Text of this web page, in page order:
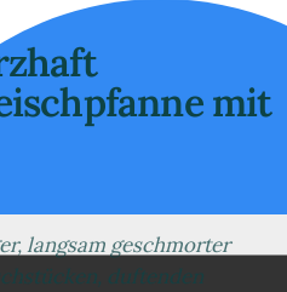
mit
langsam geschmorter
duftenden